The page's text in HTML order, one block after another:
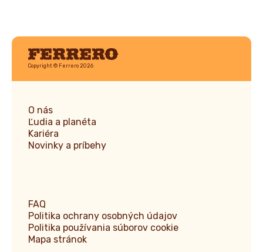
Ferrero
Copyright © Ferrero 2026
O nás
Ľudia a planéta
Kariéra
Novinky a príbehy
FAQ
Politika ochrany osobných údajov
Politika používania súborov cookie
Mapa stránok